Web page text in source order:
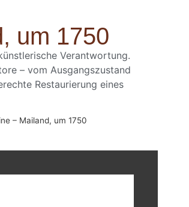
um 1750
Verantwortung.
– vom Ausgangszustand
Restaurierung eines
– Mailand, um 1750